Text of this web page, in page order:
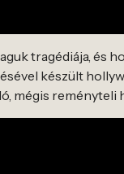
tragédiája, és
készült
mégis reményteli